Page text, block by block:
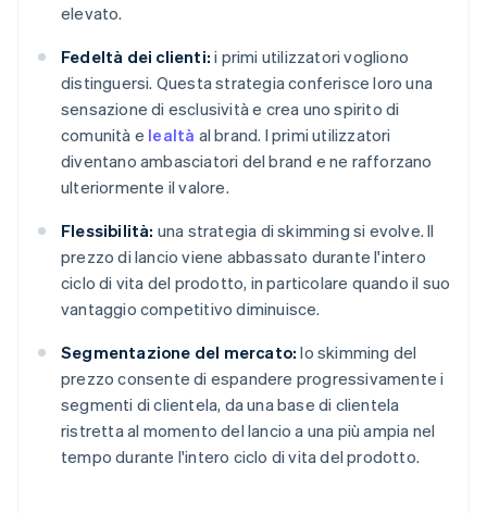
elevato.
Fedeltà dei clienti: i primi utilizzatori vogliono
distinguersi. Questa strategia conferisce loro una
sensazione di esclusività e crea uno spirito di
comunità e lealtà al brand. I primi utilizzatori
diventano ambasciatori del brand e ne rafforzano
ulteriormente il valore.
Flessibilità: una strategia di skimming si evolve. Il
prezzo di lancio viene abbassato durante l'intero
ciclo di vita del prodotto, in particolare quando il suo
vantaggio competitivo diminuisce.
Segmentazione del mercato: lo skimming del
prezzo consente di espandere progressivamente i
segmenti di clientela, da una base di clientela
ristretta al momento del lancio a una più ampia nel
tempo durante l'intero ciclo di vita del prodotto.